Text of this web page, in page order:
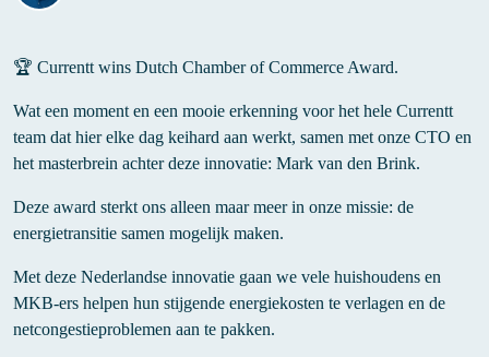
🏆 Currentt wins Dutch Chamber of Commerce Award.
Wat een moment en een mooie erkenning voor het hele Currentt
team dat hier elke dag keihard aan werkt, samen met onze CTO en
het masterbrein achter deze innovatie: Mark van den Brink.
Deze award sterkt ons alleen maar meer in onze missie: de
energietransitie samen mogelijk maken.
Met deze Nederlandse innovatie gaan we vele huishoudens en
MKB-ers helpen hun stijgende energiekosten te verlagen en de
netcongestieproblemen aan te pakken.